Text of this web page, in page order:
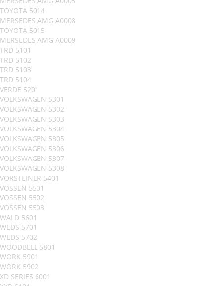
TOYOTA 5014
MERSEDES AMG A0008
TOYOTA 5015
MERSEDES AMG A0009
TRD 5101
TRD 5102
TRD 5103
TRD 5104
VERDE 5201
VOLKSWAGEN 5301
VOLKSWAGEN 5302
VOLKSWAGEN 5303
VOLKSWAGEN 5304
VOLKSWAGEN 5305
VOLKSWAGEN 5306
VOLKSWAGEN 5307
VOLKSWAGEN 5308
VORSTEINER 5401
VOSSEN 5501
VOSSEN 5502
VOSSEN 5503
WALD 5601
WEDS 5701
WEDS 5702
WOODBELL 5801
WORK 5901
WORK 5902
XD SERIES 6001